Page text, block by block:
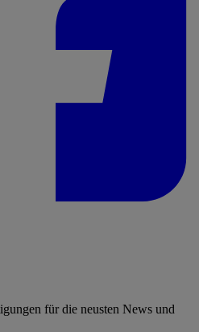
für die neusten News und